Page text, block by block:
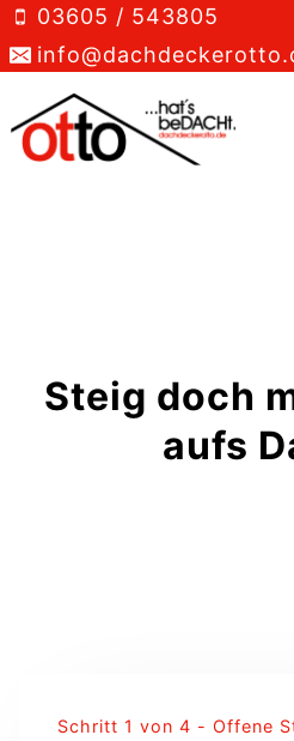
Zum
Inhalt
03605 / 543805
Steig doch
aufs
Schritt 1 von 4 - Offene